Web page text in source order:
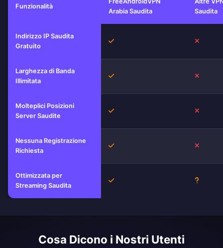
Funzionalità
Arabia Saudita
Saudita
Indirizzo IP Saudita
Gratuito
Sì
Larghezza di Banda
Illimitata
Sì
Molteplici Posizioni
Server Saudite
Sì
Nessuna Registrazione
Richiesta
Sì
Ottimizzata per
Streaming Saudita
Sì
Cosa Dicono i Nostri Utenti